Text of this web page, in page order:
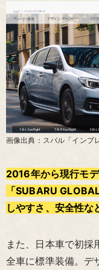
画像出典：スバル「インプ
2016年から現行モ
「SUBARU
しやすさ、安全性な
また、日本車で初採
全車に標準装備。デ